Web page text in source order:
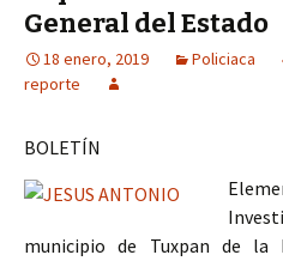
General del Estado
18 enero, 2019 Policiaca
reporte
BOLETÍN
municipio de Tuxpan de la